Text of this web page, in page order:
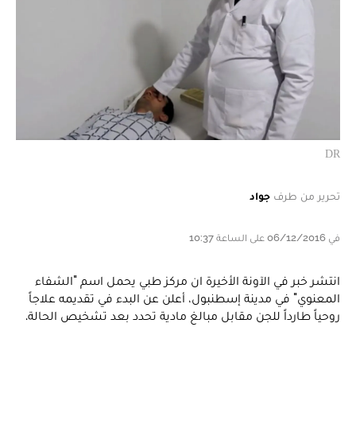
DR
تحرير من طرف جواد
في 06/12/2016 على الساعة 10:37
انتشر خبر في الآونة الأخيرة ان مركز طبي يحمل اسم "الشفاء
المعنوي" في مدينة إسطنبول، أعلن عن البدء في تقديمه علاجاً
روحياً طارداً للجن مقابل مبالغ مادية تحدد بعد تشخيص الحالة.